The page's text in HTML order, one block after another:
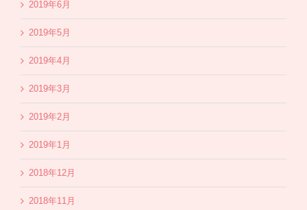
2019年6月
2019年5月
2019年4月
2019年3月
2019年2月
2019年1月
2018年12月
2018年11月